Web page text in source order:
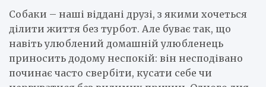
Собаки – наші віддані друзі, з якими хочеться
ділити життя без турбот. Але буває так, що
навіть улюблений домашній улюбленець
приносить додому неспокій: він несподівано
починає часто свербіти, кусати себе чи